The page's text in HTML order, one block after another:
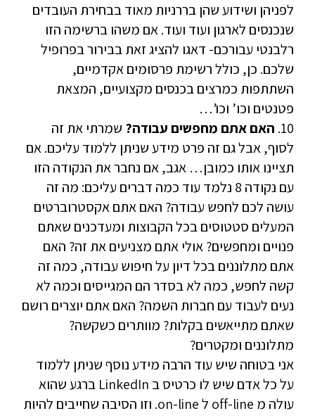
לפניהן ושידוע שהן בררניות מאוד בבחירת העובדים
שנכנסים לארגון ועוד ועוד. אם משהו ברשימה הזו
רלבנטי עבורכם- דאגו להציג זאת בבירור בפרופיל
שלכם. כן, כולל רשימת פרסומים אקדמיים,
השתתפות כמרצים בכנסים מקצועיים, המצאת
פטנטים וכו’ וכו’…
10. האם אתם מחפשים עבודה? שמרתי את זה
לסוף, אבל גם זה פרט מידע שניתן ללמוד עליכם. אם
תציינו אותו כמובן… אגב, אם נחבר את הנקודה הזו
עם נקודה 8 נלמד עוד כמה דברים עליכם: מה זה
עושה לכם לחפש עבודה? האם אתם אקסטרוברטים
המעלים סטטוסים בכל הקבוצות ומעדכנים שאתם
פנויים ומחפשים? אולי אתם מצניעים את זה? האם
אתם מתלוננים בכל דיון על חיפוש עבודה, כמה זה
קשה לחפש, כמה לא בסדר הם המגייסים וכמה לא
נעים לעבוד עם חברות השמה? האם אתם יוצרים רושם
שאתם מתייאשים בקלות? מוותרים כשקשה?
מתלוננים ומקטרים?
אני בטוחה שיש עוד הרבה מידע נוסף שניתן ללמוד
על כל אדם שיש לו כרטיס ב LinkedIn ברגע שהוא
עולה מ off-line ל on-line. וזו הסיבה שחייבים להיות